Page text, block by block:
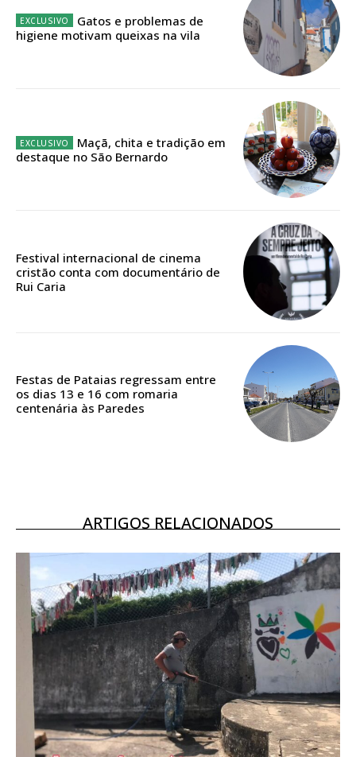
32€
Edição em papel entregue à Quinta-feira em sua
Acesso ao conteúdo online
Acesso aos conteúdos Exclusivos para
Escolha o plano
DIGITAL ANUAL
16
Acesso aos conteúdos Exclusivos para
Ofertas para assinatura anual
Escolha o plano
Gatos e problemas de
higiene motivam queixas na vila
Maçã, chita e tradição em
destaque no São Bernardo
Festival internacional de cinema
cristão conta com documentário de
Rui Caria
Festas de Pataias regressam entre
os dias 13 e 16 com romaria
centenária às Paredes
ARTIGOS RELACIONADOS